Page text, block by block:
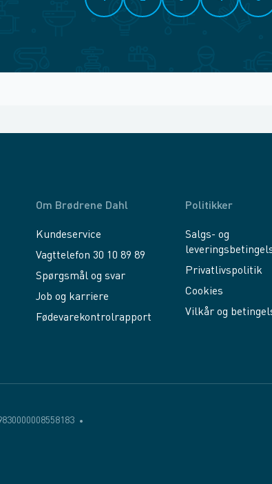
Om Brødrene Dahl
Kundeservice
Vagttelefon 30 10 89 89
Spørgsmål og svar
Job og karriere
Fødevarekontrolrapport
Politikker
Salgs- og
Privatlivspolitik
Cookies
Vilkår og